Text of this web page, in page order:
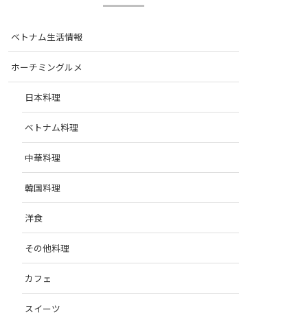
ベトナム生活情報
ホーチミングルメ
日本料理
ベトナム料理
中華料理
韓国料理
洋食
その他料理
カフェ
スイーツ